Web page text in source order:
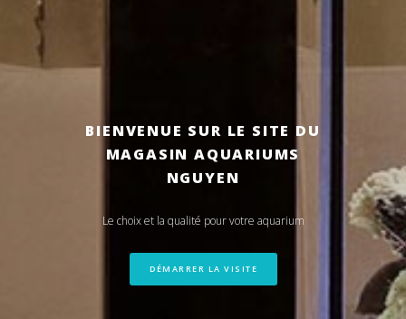
BIENVENUE SUR LE SITE DU
MAGASIN AQUARIUMS
NGUYEN
Le choix et la qualité pour votre aquarium
DÉMARRER LA VISITE